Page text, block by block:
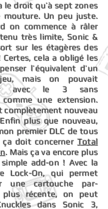
le droit qu’à sept zones
mouture. Un peu juste.
on commence à râler
très limite, Sonic &
sur les étagères des
Certes, cela a obligé les
l’équivalent d’un
mais on pouvait
avec le 3 sans
une extension.
complètement nouveau
plus que nouveau,
premier DLC de tous
ça doit concernerTotal
. Mais ça va encore plus
add-on ! Avec la
Lock-On, qui permet
une cartouche par-
plus récente, on peut
dans Sonic 3,